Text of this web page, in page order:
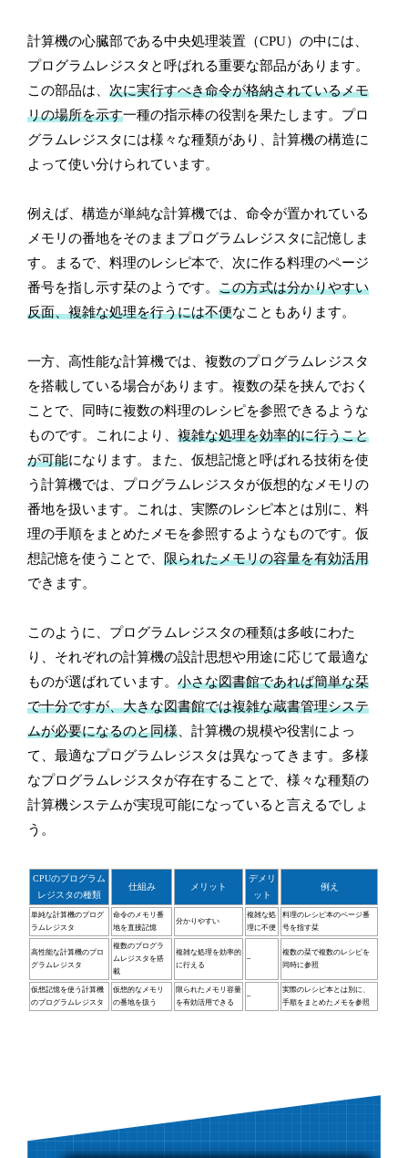
計算機の心臓部である中央処理装置（CPU）の中には、
プログラムレジスタと呼ばれる重要な部品があります。
この部品は、次に実行すべき命令が格納されているメモ
リの場所を示す一種の指示棒の役割を果たします。プロ
グラムレジスタには様々な種類があり、計算機の構造に
よって使い分けられています。
例えば、構造が単純な計算機では、命令が置かれている
メモリの番地をそのままプログラムレジスタに記憶しま
す。まるで、料理のレシピ本で、次に作る料理のページ
番号を指し示す栞のようです。この方式は分かりやすい
反面、複雑な処理を行うには不便なこともあります。
一方、高性能な計算機では、複数のプログラムレジスタ
を搭載している場合があります。複数の栞を挟んでおく
ことで、同時に複数の料理のレシピを参照できるような
ものです。これにより、複雑な処理を効率的に行うこと
が可能になります。また、仮想記憶と呼ばれる技術を使
う計算機では、プログラムレジスタが仮想的なメモリの
番地を扱います。これは、実際のレシピ本とは別に、料
理の手順をまとめたメモを参照するようなものです。仮
想記憶を使うことで、限られたメモリの容量を有効活用
できます。
このように、プログラムレジスタの種類は多岐にわた
り、それぞれの計算機の設計思想や用途に応じて最適な
ものが選ばれています。小さな図書館であれば簡単な栞
で十分ですが、大きな図書館では複雑な蔵書管理システ
ムが必要になるのと同様 、計算機の規模や役割によっ
て、最適なプログラムレジスタは異なってきます。多様
なプログラムレジスタが存在することで、様々な種類の
計算機システムが実現可能になっていると言えるでしょ
う。
CPUのプログラム
レジスタの種類
仕組み メリット
デメリ
ット
例え
単純な計算機のプログ
ラムレジスタ
命令のメモリ番
地を直接記憶
分かりやすい
複雑な処
理に不便
料理のレシピ本のページ番
号を指す栞
高性能な計算機のプロ
グラムレジスタ
複数のプログラ
ムレジスタを搭
載
複雑な処理を効率的
に行える
–
複数の栞で複数のレシピを
同時に参照
仮想記憶を使う計算機
のプログラムレジスタ
仮想的なメモリ
の番地を扱う
限られたメモリ容量
を有効活用できる
–
実際のレシピ本とは別に、
手順をまとめたメモを参照